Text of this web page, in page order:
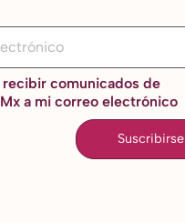
comunicados de
a mi correo electrónico
Suscribirse